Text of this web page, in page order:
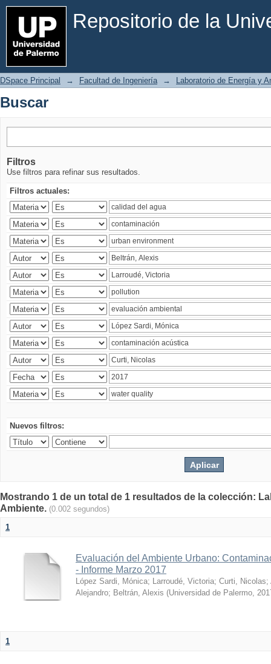
Repositorio de la
Buscar
DSpace Principal → Facultad de Ingeniería → Laboratorio de Energía y
Buscar
Filtros
Use filtros para refinar sus resultados.
Filtros actuales:
Nuevos filtros:
Mostrando 1 de un total de 1 resultados de la colección:
Ambiente. (0.002 segundos)
1
Evaluación del Ambiente Urbano:
- Informe Marzo 2017
López Sardi, Mónica; Larroudé, Victoria; Curti, Nicolas;
Alejandro; Beltrán, Alexis (Universidad de Palermo,
1